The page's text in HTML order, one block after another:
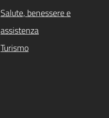
Salute, benessere e
assistenza
Turismo